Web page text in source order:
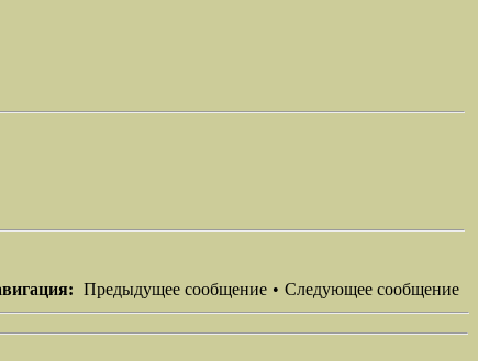
Предыдущее сообщение • Следующее сообщение